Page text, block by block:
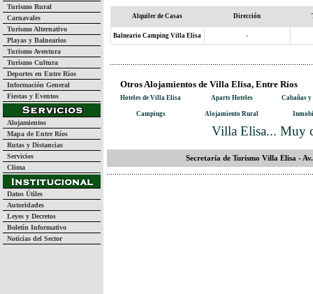
Turismo Rural
Carnavales
Turismo Alternativo
Playas y Balnearios
Turismo Aventura
Turismo Cultura
Deportes en Entre Ríos
Información General
Fiestas y Eventos
Alojamientos
Mapa de Entre Ríos
Rutas y Distancias
Servicios
Clima
Datos Útiles
Autoridades
Leyes y Decretos
Boletín Informativo
Noticias del Sector
Alquiler de Casas Dirección
Balneario Camping Villa Elisa -
Otros Alojamientos de Villa Elisa, Entre Ríos
Hoteles de Villa Elisa Aparts Hoteles Cabañas
Campings Alojamiento Rural
Villa Elisa... Muy
Secretaría de Turismo Villa Elisa -